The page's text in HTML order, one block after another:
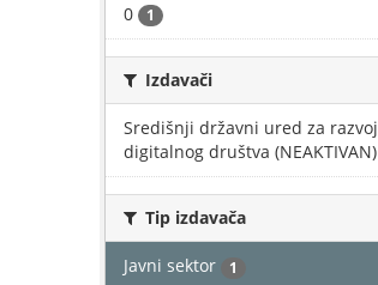
0 1
Izdavači
Središnji državni ured za razvoj
digitalnog društva (NEAKTIVAN)
Tip izdavača
Javni sektor 1